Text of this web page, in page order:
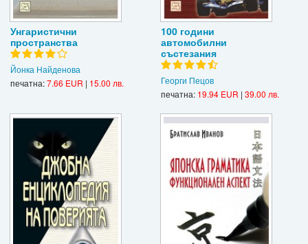
Унгаристични
пространства
Йонка Найденова
печатна:7.66 EUR | 15.00 лв.
100 години
автомобилни
състезания
Георги Пецов
печатна: 19.94 EUR | 39.00 лв.